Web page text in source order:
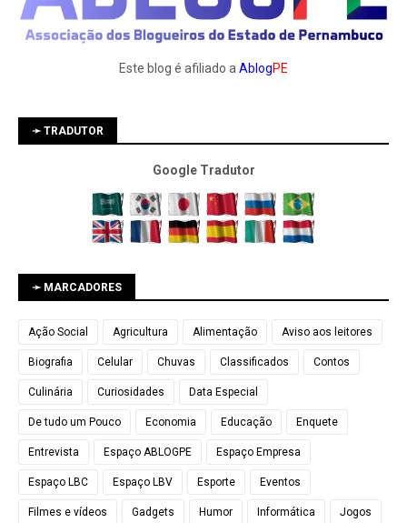
Este blog é afiliado aAblogPE
➛ TRADUTOR
Google Tradutor
➛ MARCADORES
Ação Social Agricultura Alimentação Aviso aos leitores
Biografia Celular Chuvas Classificados Contos
Culinária Curiosidades Data Especial
De tudo um Pouco Economia Educação Enquete
Entrevista Espaço ABLOGPE Espaço Empresa
Espaço LBC Espaço LBV Esporte Eventos
Filmes e vídeos Gadgets Humor Informática Jogos